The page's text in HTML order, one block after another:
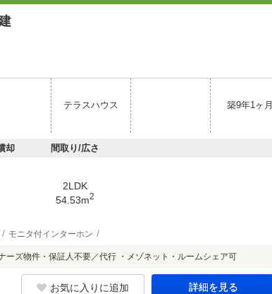
テラスハウス 築9年1ヶ月
却 間取り/広さ
2LDK
54.53m2
モニタ付インターホン
ズ物件・保証人不要／代行 ・メゾネット・ルームシェア可
お気に入りに追加 詳細を見る